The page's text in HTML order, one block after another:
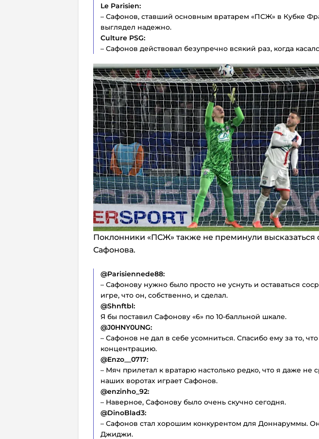
Le Parisien:
– Сафонов, ставший основным вратарем «ПСЖ» в Кубке
выглядел надежно.
Culture PSG:
– Сафонов действовал безупречно всякий раз, когда
Поклонники «ПСЖ» также не преминули высказаться
Сафонова.
@Parisiennede88:
– Сафонову нужно было просто не уснуть и оставаться
игре, что он, собственно, и сделал.
@Shnftbl:
Я бы поставил Сафонову «6» по 10-балльной шкале.
@J0HNY0UNG:
– Сафонов не дал в себе усомниться. Спасибо ему за то,
концентрацию.
@Enzo__0717:
– Мяч прилетал к вратарю настолько редко, что я даже не
наших воротах играет Сафонов.
@enzinho_92:
– Наверное, Сафонову было очень скучно сегодня.
@DinoBlad3:
– Сафонов стал хорошим конкурентом для Доннаруммы.
Джиджи.